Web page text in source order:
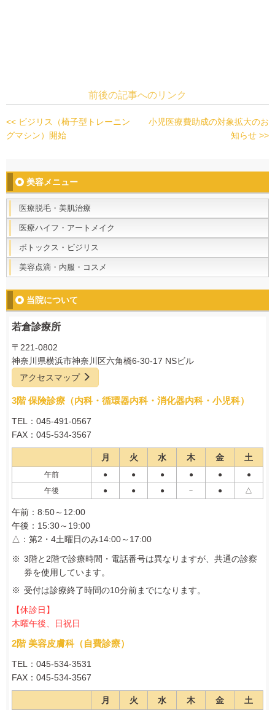
前後の記事へのリンク
<< ビジリス（椅子型トレーニン
グマシン）開始
小児医療費助成の対象拡大のお
知らせ >>
美容メニュー
医療脱毛・美肌治療
医療ハイフ・アートメイク
ボトックス・ビジリス
美容点滴・内服・コスメ
当院について
若倉診療所
〒221-0802
神奈川県横浜市神奈川区六角橋6-30-17 NSビル
アクセスマップ
3階 保険診療（内科・循環器内科・消化器内科・小児科）
TEL：045-491-0567
FAX：045-534-3567
月 火 水 木 金 土
午前 ● ● ● ● ●
●
午後
● ● ● － ● △
午前：8:50～12:00
午後：15:30～19:00
△：第2・4土曜日のみ14:00～17:00
3階と2階で診療時間・電話番号は異なりますが、共通の診察
券を使用しています。
受付は診療終了時間の10分前までになります。
【休診日】
木曜午後、日祝日
2階 美容皮膚科（自費診療）
TEL：045‐534‐3531
FAX：045-534-3567
月 火 水 木 金 土